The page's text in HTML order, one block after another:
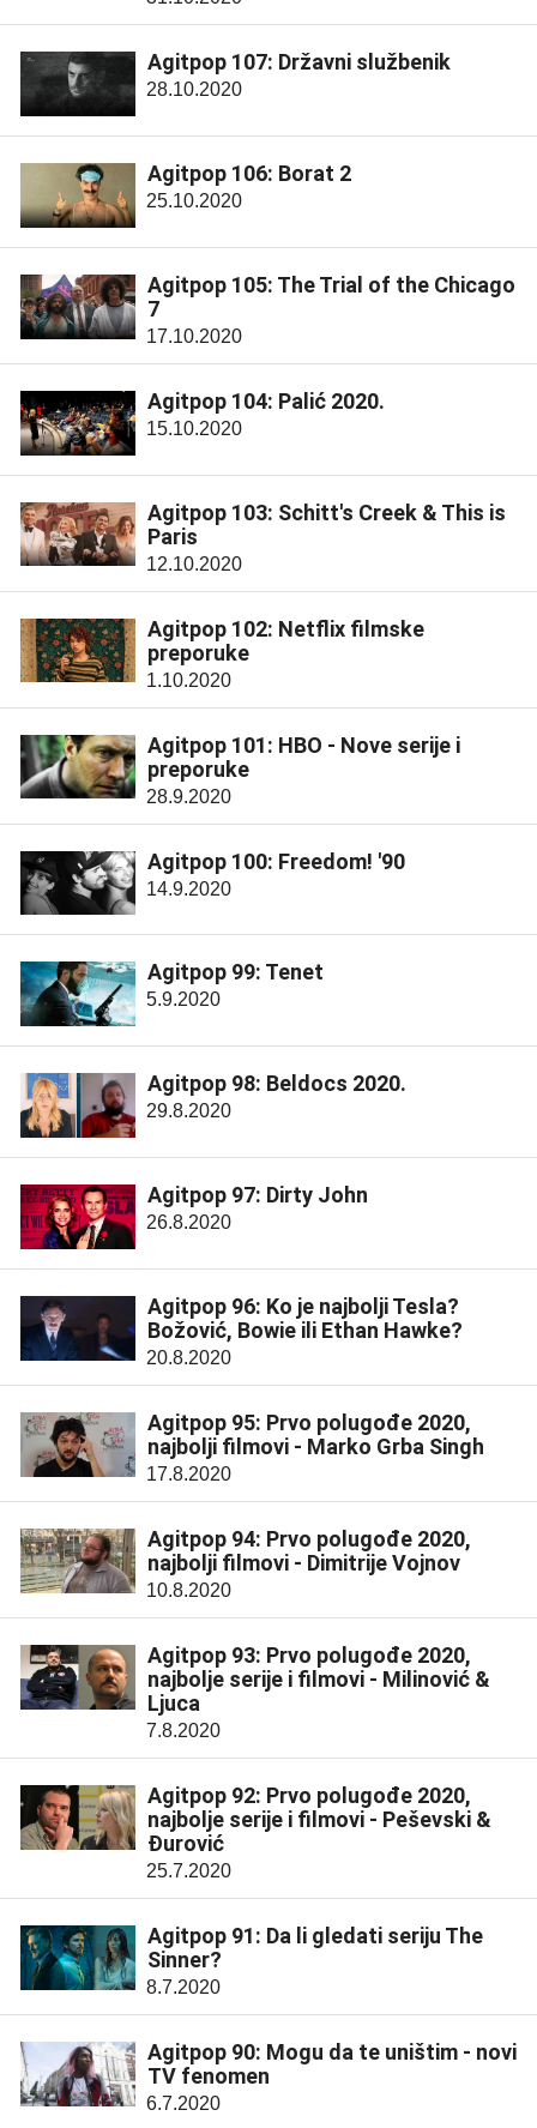
Agitpop 107: Državni službenik
28.10.2020
Agitpop 106: Borat 2
25.10.2020
Agitpop 105: The Trial of the Chicago
7
17.10.2020
Agitpop 104: Palić 2020.
15.10.2020
Agitpop 103: Schitt's Creek & This is
Paris
12.10.2020
Agitpop 102: Netflix filmske
preporuke
1.10.2020
Agitpop 101: HBO - Nove serije i
preporuke
28.9.2020
Agitpop 100: Freedom! '90
14.9.2020
Agitpop 99: Tenet
5.9.2020
Agitpop 98: Beldocs 2020.
29.8.2020
Agitpop 97: Dirty John
26.8.2020
Agitpop 96: Ko je najbolji Tesla?
Božović, Bowie ili Ethan Hawke?
20.8.2020
Agitpop 95: Prvo polugođe 2020,
najbolji filmovi - Marko Grba Singh
17.8.2020
Agitpop 94: Prvo polugođe 2020,
najbolji filmovi - Dimitrije Vojnov
10.8.2020
Agitpop 93: Prvo polugođe 2020,
najbolje serije i filmovi - Milinović &
Ljuca
7.8.2020
Agitpop 92: Prvo polugođe 2020,
najbolje serije i filmovi - Peševski &
Đurović
25.7.2020
Agitpop 91: Da li gledati seriju The
Sinner?
8.7.2020
Agitpop 90: Mogu da te uništim - novi
TV fenomen
6.7.2020